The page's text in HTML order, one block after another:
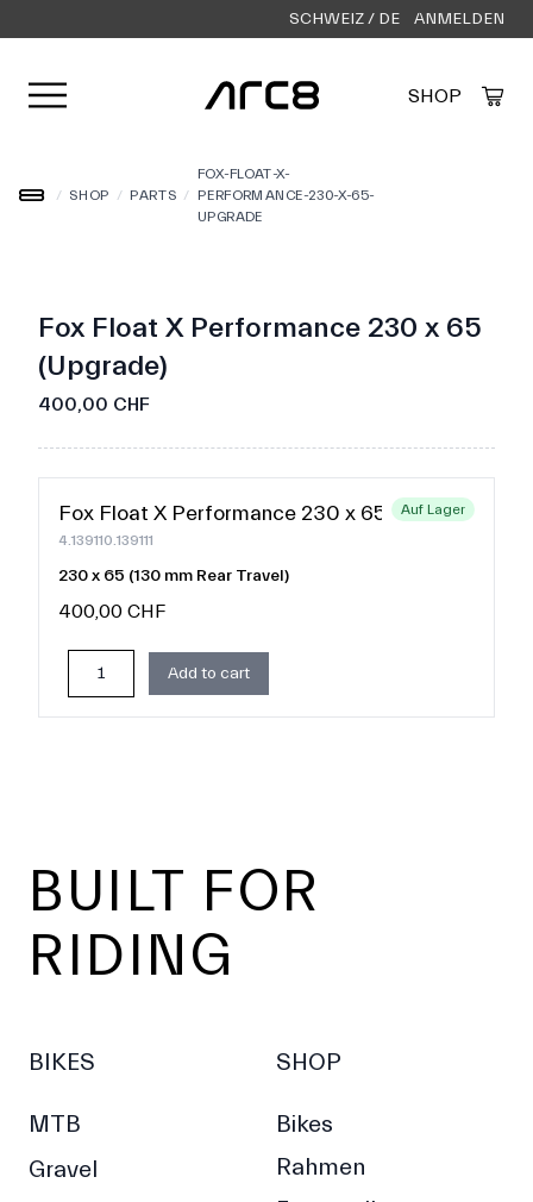
SCHWEIZ / DE ANMELDEN
Menü öffnen SHOP
/ SHOP / PARTS /
FOX-FLOAT-X-
PERFORMANCE-230-X-65-
UPGRADE
Fox Float X Performance 230 x 65
(Upgrade)
400,00 CHF
Fox Float X Performance 230 x 65
4.139110.139111
230 x 65 (130 mm Rear Travel)
Auf Lager
400,00 CHF
Add to cart
BUILT FOR
RIDING
BIKES
MTB
Gravel
SHOP
Bikes
Rahmen